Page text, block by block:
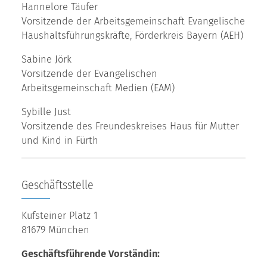
Hannelore Täufer
Vorsitzende der Arbeitsgemeinschaft Evangelische
Haushaltsführungskräfte, Förderkreis Bayern (AEH)
Sabine Jörk
Vorsitzende der Evangelischen
Arbeitsgemeinschaft Medien (EAM)
Sybille Just
Vorsitzende des Freundeskreises Haus für Mutter
und Kind in Fürth
Geschäftsstelle
Kufsteiner Platz 1
81679 München
Geschäftsführende Vorständin: